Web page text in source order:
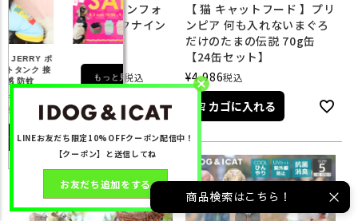
もっと見る
iDog TREKNINE|コンフォ
ートリード トレックナイン
アイドッグ
¥5,060
会員特別価格
4,908税込
カゴに入れる
【 猫 キャットフード 】プリ
ンピア 何も入れないまぐろ
だけのたまの伝説 70g缶
【24缶セット】
¥4,986税込
カゴに入れる
LINEお友だち限定10%OFFクーポン配信中！
【クーポン】と送信してね
お友だち追加をする
商品検索はこちら！